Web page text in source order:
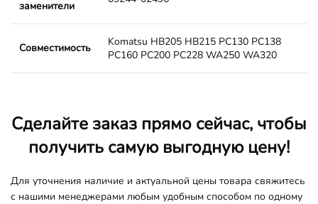
заменители
Совместимость
Komatsu HB205 HB215 PC130 PC138
PC160 PC200 PC228 WA250 WA320
Сделайте заказ прямо сейчас, чтобы
получить самую выгодную цену!
Для уточнения наличие и актуальной цены товара свяжитесь
с нашими менеджерами любым удобным способом по одному